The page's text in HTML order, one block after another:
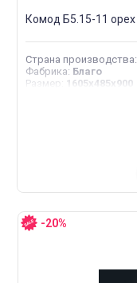
Комод Б5.15-11 орех
Страна производства:
Фабрика: Благо
Размер : 1605х485х900
-20%